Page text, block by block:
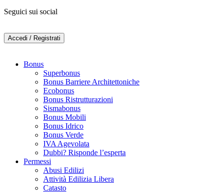
Seguici sui social
Accedi / Registrati
Bonus
Superbonus
Bonus Barriere Architettoniche
Ecobonus
Bonus Ristrutturazioni
Sismabonus
Bonus Mobili
Bonus Idrico
Bonus Verde
IVA Agevolata
Dubbi? Risponde l’esperta
Permessi
Abusi Edilizi
Attività Edilizia Libera
Catasto